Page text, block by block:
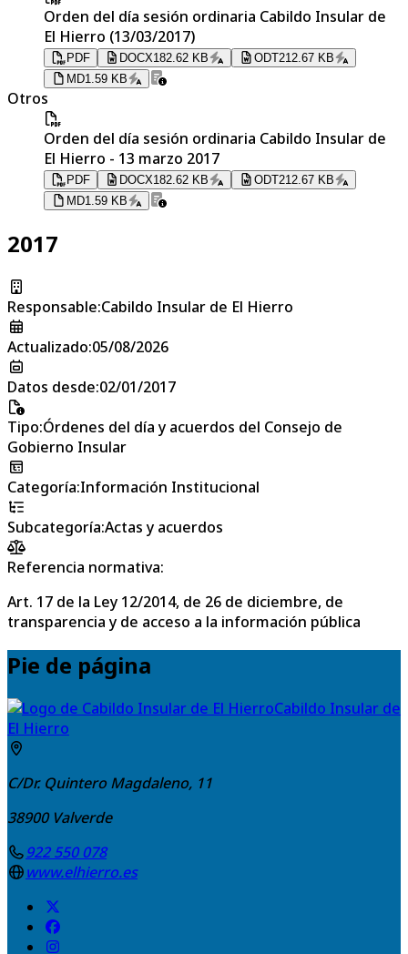
Orden del día sesión ordinaria Cabildo Insular de
El Hierro (13/03/2017)
PDF DOCX182.62 KB ODT212.67 KB
MD1.59 KB
Otros
Orden del día sesión ordinaria Cabildo Insular de
El Hierro - 13 marzo 2017
PDF DOCX182.62 KB ODT212.67 KB
MD1.59 KB
2017
Responsable:Cabildo Insular de El Hierro
Actualizado:05/08/2026
Datos desde:02/01/2017
Tipo:Órdenes del día y acuerdos del Consejo de
Gobierno Insular
Categoría:Información Institucional
Subcategoría:Actas y acuerdos
Referencia normativa:
Art. 17 de la Ley 12/2014, de 26 de diciembre, de
transparencia y de acceso a la información pública
Pie de página
Cabildo Insular de
El Hierro
C/Dr. Quintero Magdaleno, 11
38900 Valverde
922 550 078
www.elhierro.es